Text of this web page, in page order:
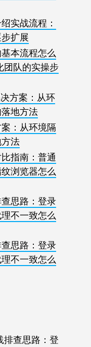
实战流程：
扩展
本流程怎么
团队的实操步
方案：从环
地方法
：从环境隔
法
指南：普通
浏览器怎么
思路：登录
不一致怎么
思路：登录
不一致怎么
排查思路：登